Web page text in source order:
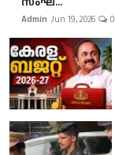
Admin Jun 19, 2026 0